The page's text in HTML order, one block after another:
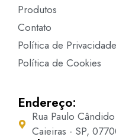
Produtos
Contato
Política de Privacidade
Política de Cookies
Endereço:
Rua Paulo
Caieiras - SP,